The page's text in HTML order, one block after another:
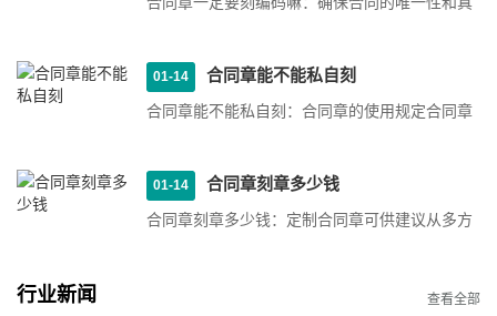
01-14 合同章能不能私自刻
合同章能不能私自刻：合同章的使用规定合同章
01-14 合同章刻章多少钱
合同章刻章多少钱：定制合同章可供建议从多方
行业新闻 查看全部